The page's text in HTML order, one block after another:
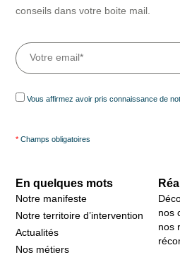
conseils dans votre boite mail.
Vous affirmez avoir pris connaissance de
* Champs obligatoires
En quelques mots
Notre manifeste
Notre territoire d’intervention
Actualités
Nos métiers
nos
nos